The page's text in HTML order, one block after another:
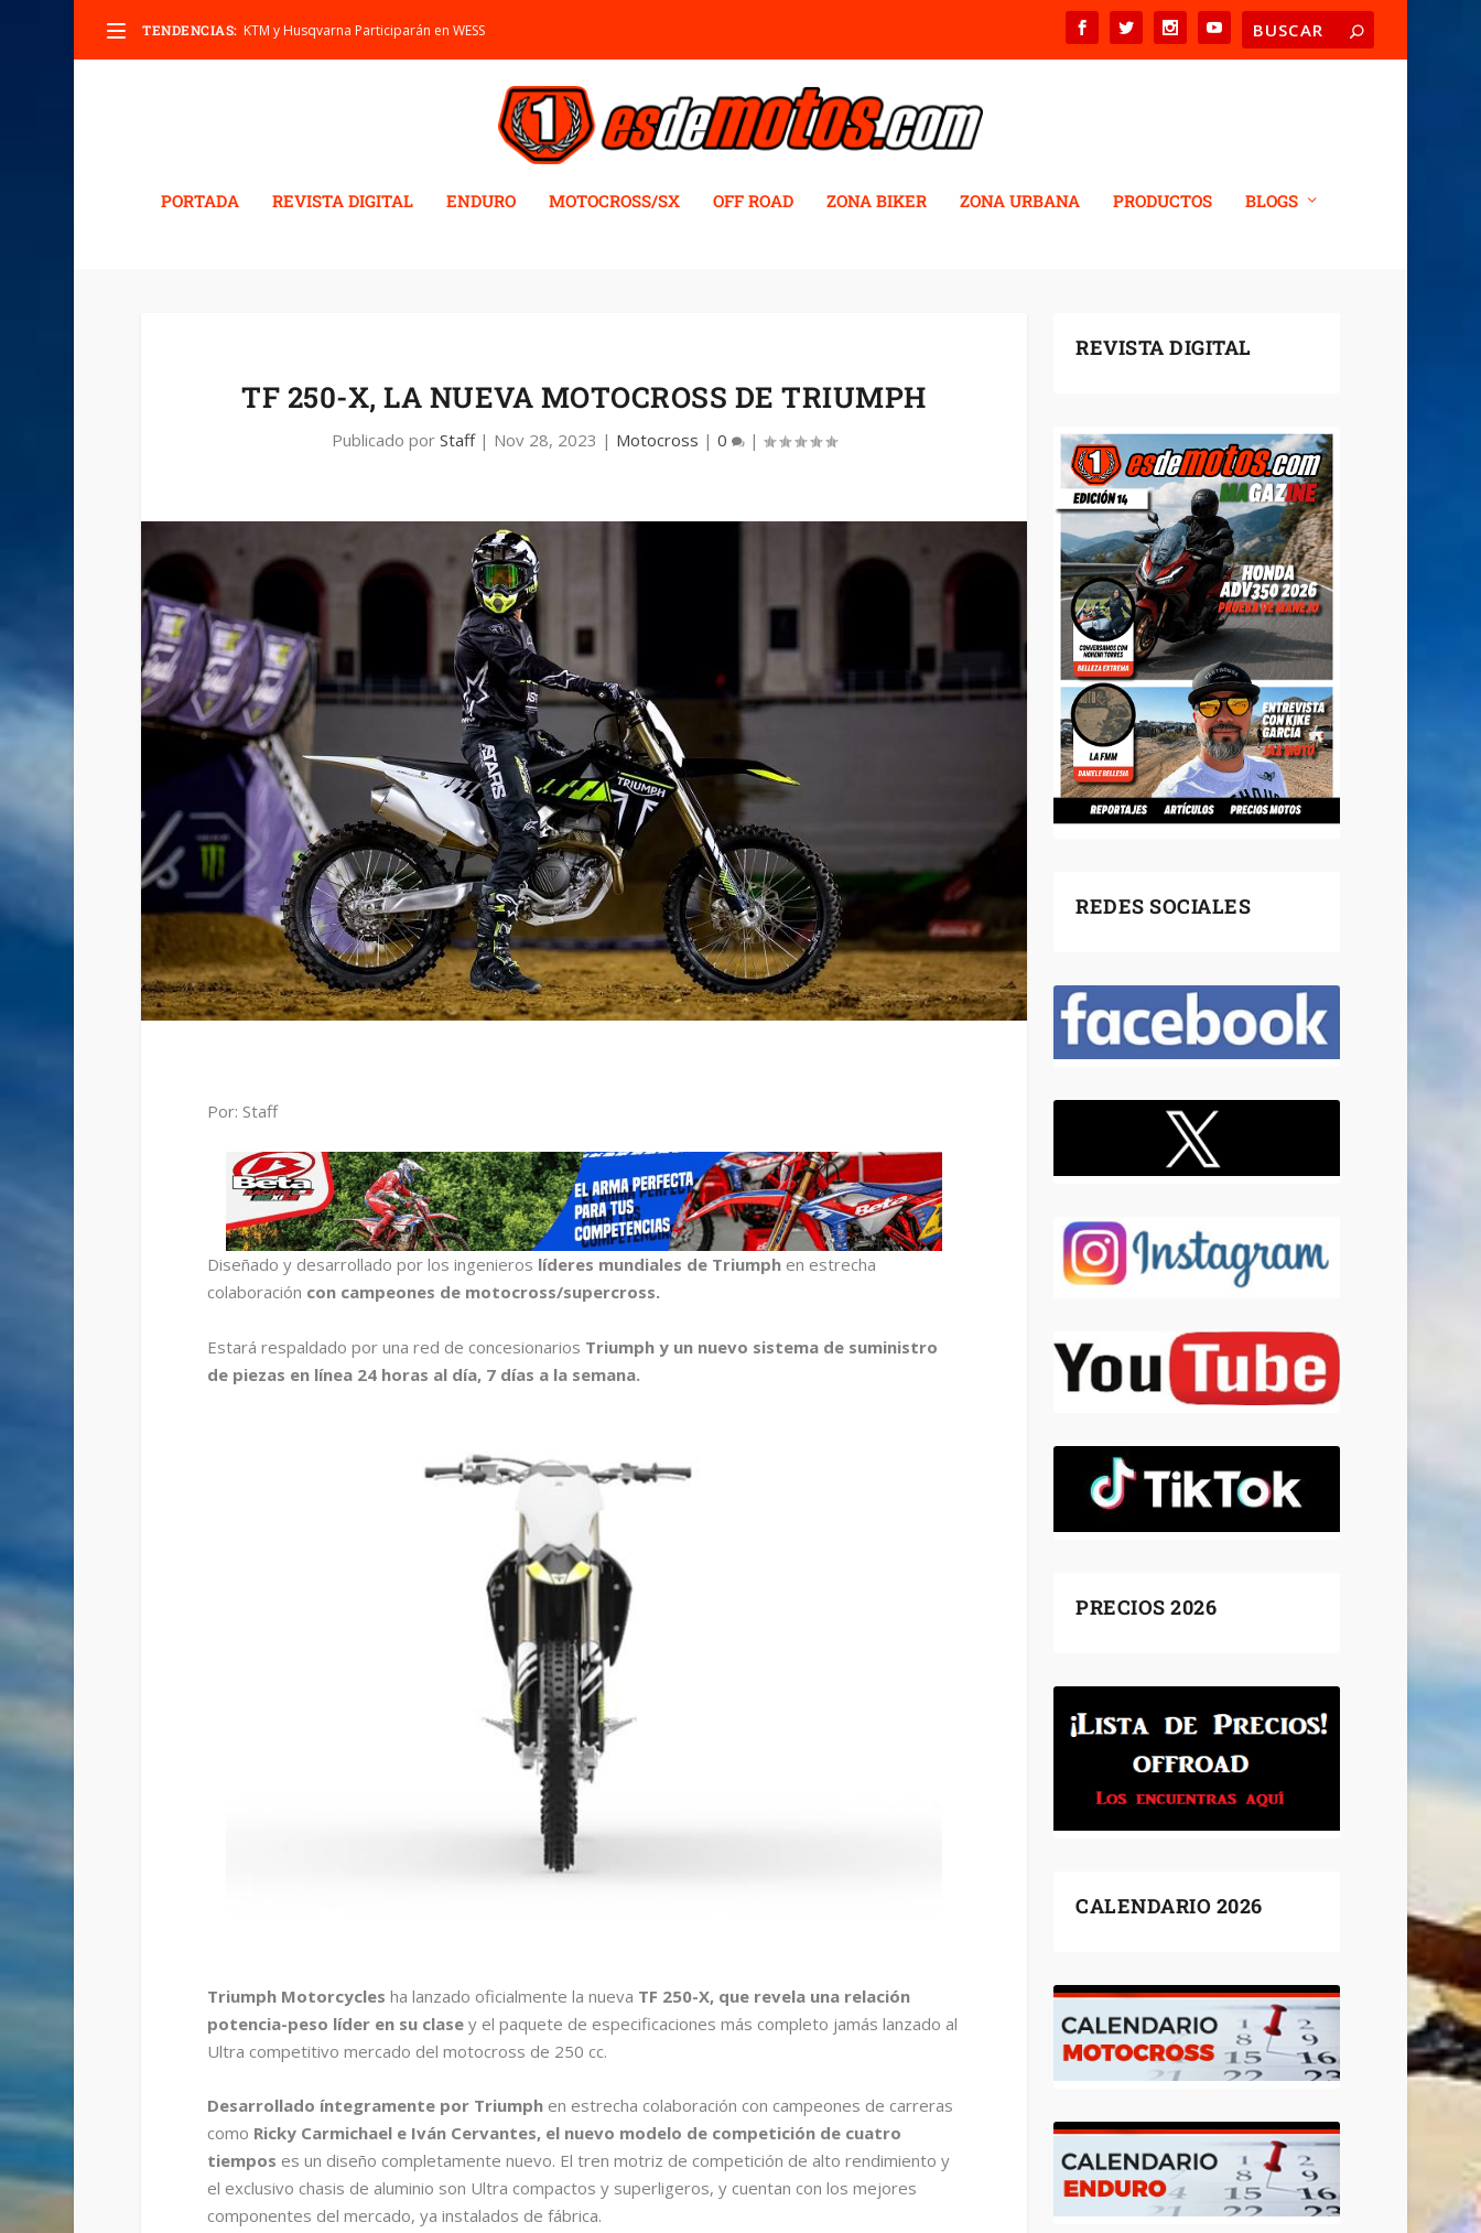
TENDENCIAS: KTM y Husqvarna Participarán en WESS
PORTADA REVISTA DIGITAL ENDURO MOTOCROSS/SX OFF ROAD ZONA BIKER ZONA URBANA PRODUCTOS BLOGS
TF 250-X, LA NUEVA MOTOCROSS DE TRIUMPH
Publicado por Staff| Nov 28, 2023 | Motocross | 0 |
Por: Staff
Diseñado y desarrollado por los ingenieros líderes mundiales de Triumphen estrecha
colaboración con campeones de motocross/supercross.
Estará respaldado por una red de concesionarios Triumph y un nuevo sistema de suministro
de piezas en línea 24 horas al día, 7 días a la semana.
Triumph Motorcycles ha lanzado oficialmente la nueva TF 250-X, que revela una relación
potencia-peso líder en su clasey el paquete de especificaciones más completo jamás lanzado al
Ultra competitivo mercado del motocross de 250 cc.
Desarrollado íntegramente por Triumphen estrecha colaboración con campeones de carreras
como Ricky Carmichael e Iván Cervantes, el nuevo modelo de competición de cuatro
tiempos es un diseño completamente nuevo. El tren motriz de competición de alto rendimiento y
el exclusivo chasis de aluminio son Ultra compactos y superligeros, y cuentan con los mejores
componentes del mercado, ya instalados de fábrica.
REVISTA DIGITAL
REDES SOCIALES
PRECIOS 2026
CALENDARIO 2026